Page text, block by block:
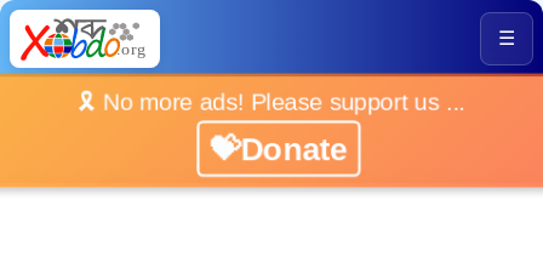
☰
🎗️ No more ads! Please support us ...
💝Donate